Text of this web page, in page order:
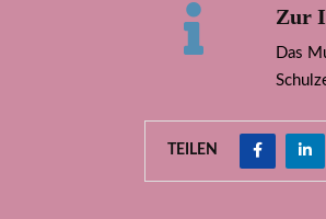
Zur
Das
TEILEN